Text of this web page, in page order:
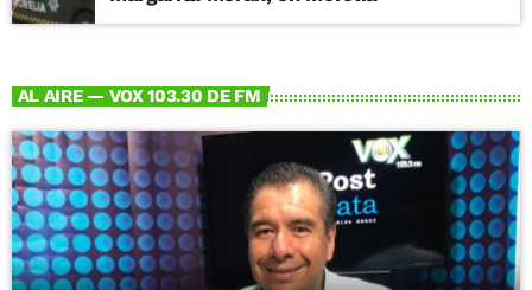
AL AIRE — VOX 103.30 DE FM